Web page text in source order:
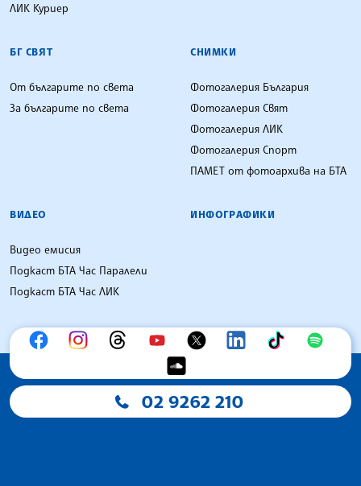
ЛИК Куриер
БГ СВЯТ
От българите по света
За българите по света
СНИМКИ
Фотогалерия България
Фотогалерия Свят
Фотогалерия ЛИК
Фотогалерия Спорт
ПАМЕТ от фотоархива на БТА
ВИДЕО
Видео емисия
Подкаст БТА Час Паралели
Подкаст БТА Час ЛИК
ИНФОГРАФИКИ
02 9262 210